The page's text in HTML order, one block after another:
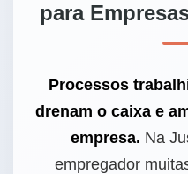
para
Processos
drenam o caixa e
empresa. Na
empregador